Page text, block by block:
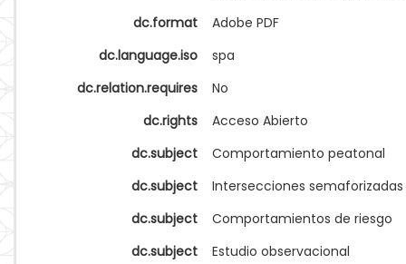
dc.format
Adobe PDF
dc.language.iso
spa
dc.relation.requires
No
dc.rights
Acceso Abierto
dc.subject
Comportamiento peatonal
dc.subject
Intersecciones semaforizadas
dc.subject
Comportamientos de riesgo
dc.subject
Estudio observacional